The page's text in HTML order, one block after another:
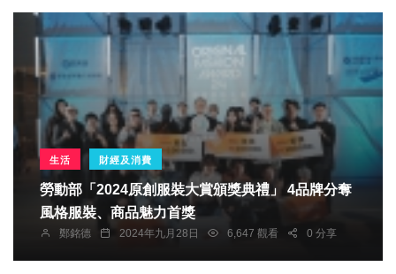
生活 財經及消費
勞動部「2024原創服裝大賞頒獎典禮」 4品牌分奪
風格服裝、商品魅力首獎
鄭銘德 2024年九月28日 6,647 觀看 0 分享